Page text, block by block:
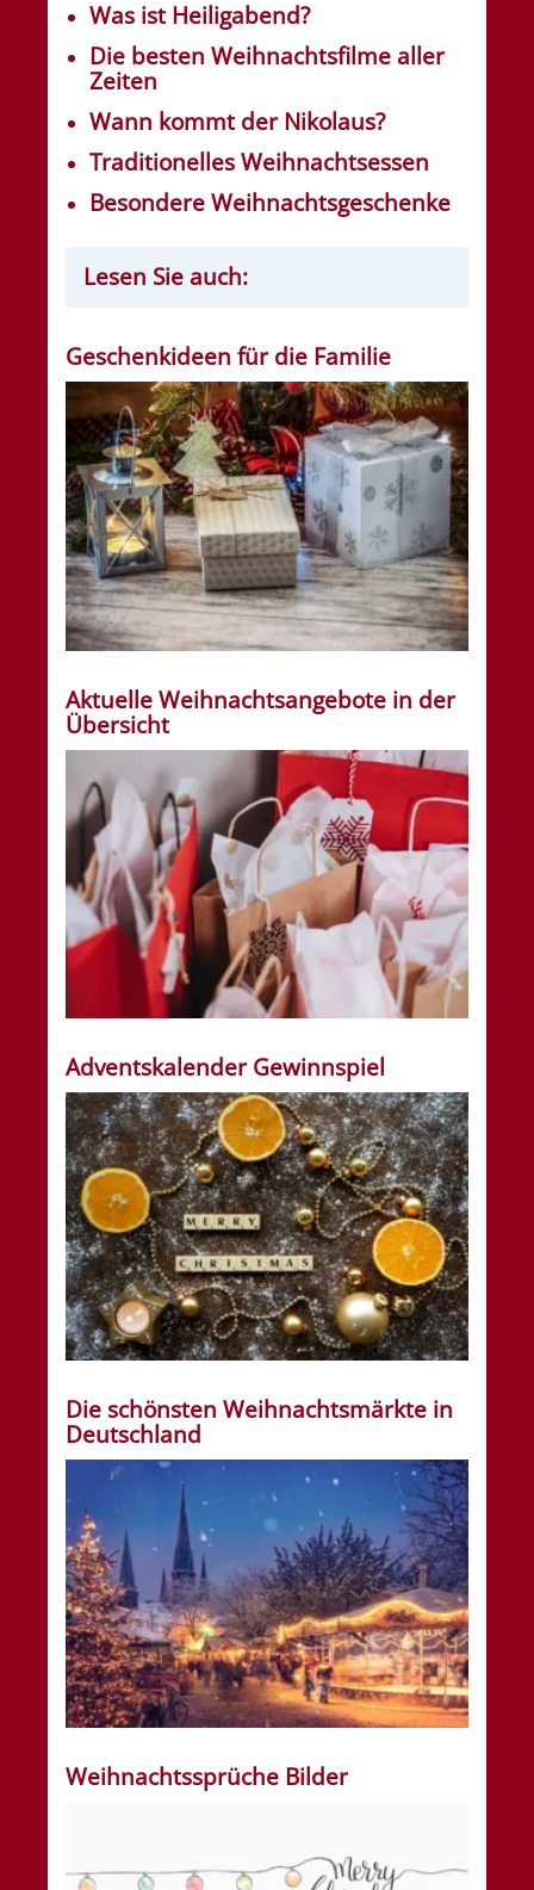
Was ist Heiligabend?
Die besten Weihnachtsfilme aller
Zeiten
Wann kommt der Nikolaus?
Traditionelles Weihnachtsessen
Besondere Weihnachtsgeschenke
Lesen Sie auch:
Geschenkideen für die Familie
Aktuelle Weihnachtsangebote in der
Übersicht
Adventskalender Gewinnspiel
Die schönsten Weihnachtsmärkte in
Deutschland
Weihnachtssprüche Bilder